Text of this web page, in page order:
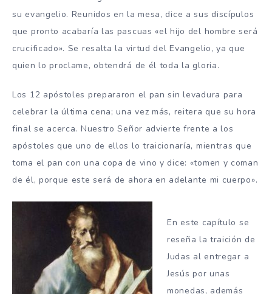
su evangelio. Reunidos en la mesa, dice a sus discípulos
que pronto acabaría las pascuas «el hijo del hombre será
crucificado». Se resalta la virtud del Evangelio, ya que
quien lo proclame, obtendrá de él toda la gloria.
Los 12 apóstoles prepararon el pan sin levadura para
celebrar la última cena; una vez más, reitera que su hora
final se acerca. Nuestro Señor advierte frente a los
apóstoles que uno de ellos lo traicionaría, mientras que
toma el pan con una copa de vino y dice: «tomen y coman
de él, porque este será de ahora en adelante mi cuerpo».
En este capítulo se
reseña la traición de
Judas al entregar a
Jesús por unas
monedas, además